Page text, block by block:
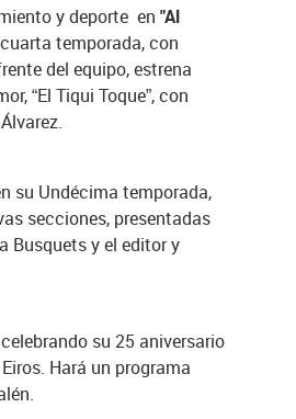
y deporte en"Al
temporada, con
del equipo, estrena
“El Tiqui Toque”, con
su Undécima temporada,
secciones, presentadas
Busquets y el editor y
su 25 aniversario
Hará un programa